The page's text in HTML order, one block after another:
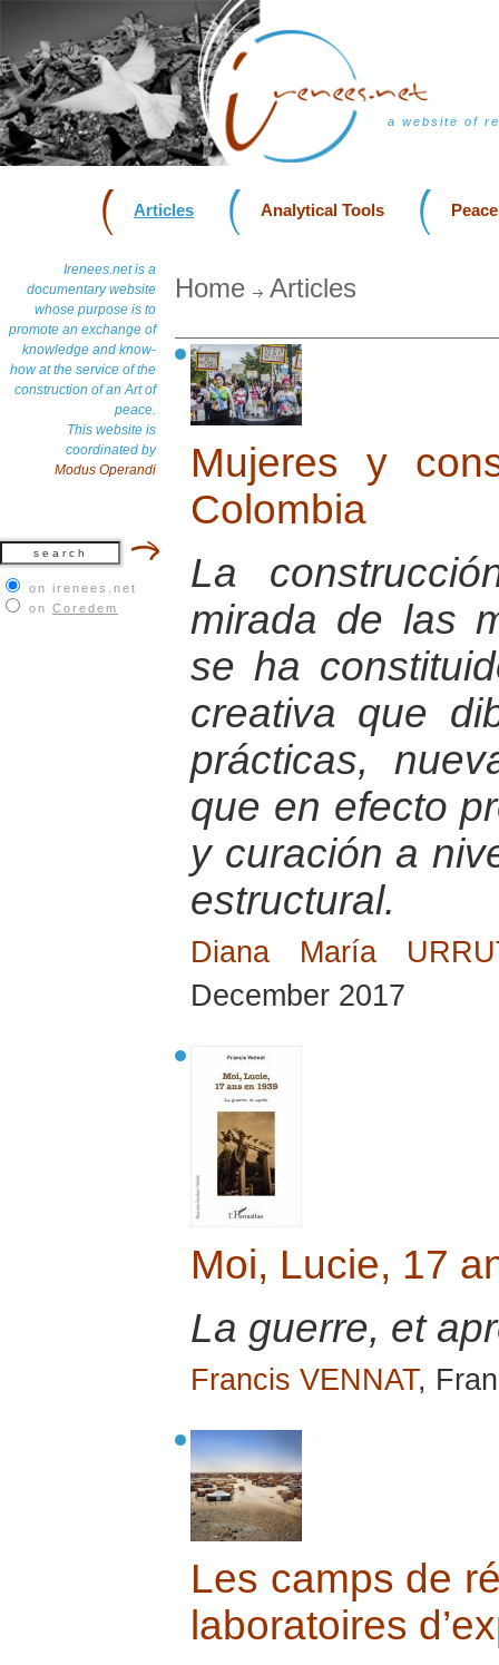
a website of
Articles Analytical Tools
Irenees.net is a
documentary website
whose purpose is to
promote an exchange of
knowledge and know-
how at the service of the
construction of an Art of
peace.
This website is
coordinated by
Modus Operandi
on irenees.net
on Coredem
Home Articles
Mujeres y
Colombia
La
mirada de las
se ha
creativa que
prácticas,
que en efecto
y curación a
estructural.
Diana María
December 2017
Moi, Lucie, 17
La guerre, et
Francis VENNAT,
Les camps de
laboratoires